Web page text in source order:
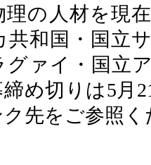
理の人材を現
共和国・国立
グァイ・国立
め切りは5月
先をご参照く